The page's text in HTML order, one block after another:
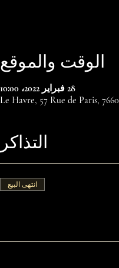
الوقت والموقع
28 فبراير 2022، 10:00
Le Havre, 57 Rue de Paris,
التذاكر
انتهى البيع